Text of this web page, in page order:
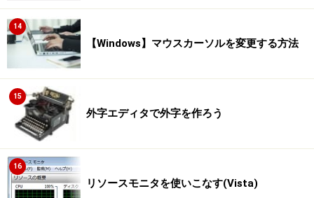
14
【Windows】マウスカーソルを変更する方法
15
外字エディタで外字を作ろう
16
リソースモニタを使いこなす(Vista)